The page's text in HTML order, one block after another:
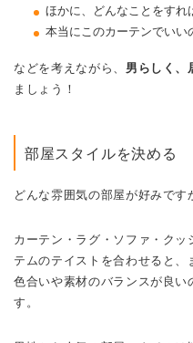
ほかに、どんなことをすれ
本当にこのカーテンでいい
などを考えながら、 男らしく、
ましょう！
部屋スタイルを決める
どんな雰囲気の部屋が好みです
カーテン・ラグ・ソファ・ク
テムのテイストを合わせると、
色合いや素材のバランスが良い
す。